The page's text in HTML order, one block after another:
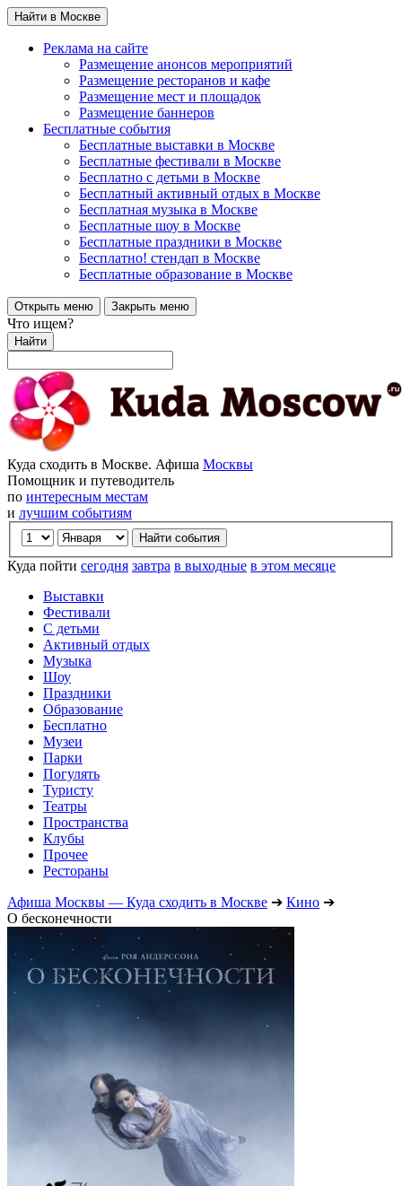
Найти в Москве
Реклама на сайте
Размещение анонсов мероприятий
Размещение ресторанов и кафе
Размещение мест и площадок
Размещение баннеров
Бесплатные события
Бесплатные выставки в Москве
Бесплатные фестивали в Москве
Бесплатно с детьми в Москве
Бесплатный активный отдых в Москве
Бесплатная музыка в Москве
Бесплатные шоу в Москве
Бесплатные праздники в Москве
Бесплатно! стендап в Москве
Бесплатные образование в Москве
Открыть меню Закрыть меню
Что ищем?
Найти
Куда сходить в Москве. Афиша Москвы
Помощник и путеводитель
по интересным местам
и лучшим событиям
Куда пойти сегодня завтра в выходные в этом месяце
Выставки
Фестивали
С детьми
Активный отдых
Музыка
Шоу
Праздники
Образование
Бесплатно
Музеи
Парки
Погулять
Туристу
Театры
Пространства
Клубы
Прочее
Рестораны
Афиша Москвы — Куда сходить в Москве ➔ Кино ➔
О бесконечности